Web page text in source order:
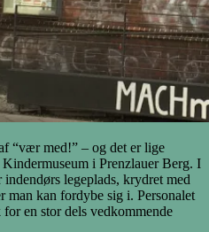
“vær med!” – og det er lige
i Prenzlauer Berg. I
legeplads, krydret med
kan fordybe sig i. Personalet
en stor dels vedkommende